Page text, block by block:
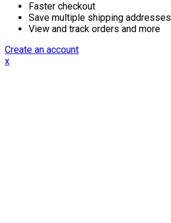
Faster checkout
Save multiple shipping addresses
View and track orders and more
Create an account
x